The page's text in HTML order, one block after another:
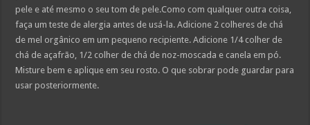
pele e até mesmo o seu tom de pele.Como com qualquer outra coisa,
faça um teste de alergia antes de usá-la. Adicione 2 colheres de chá
de mel orgânico em um pequeno recipiente. Adicione 1/4 colher de
chá de açafrão, 1/2 colher de chá de noz-moscada e canela em pó.
Misture bem e aplique em seu rosto. O que sobrar pode guardar para
usar posteriormente.